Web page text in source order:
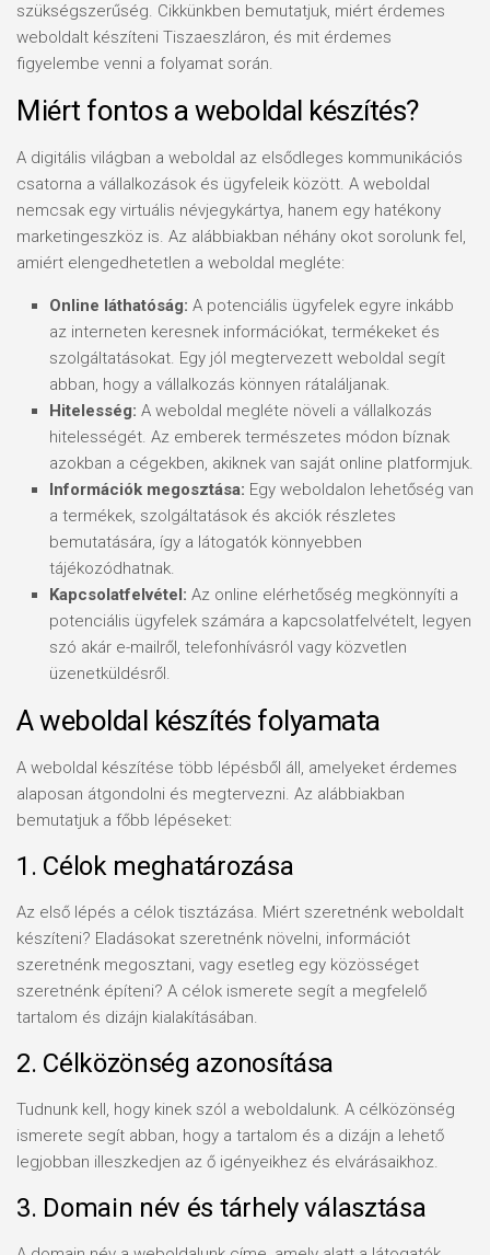
szükségszerűség. Cikkünkben bemutatjuk, miért érdemes
weboldalt készíteni Tiszaeszláron, és mit érdemes
figyelembe venni a folyamat során.
Miért fontos a weboldal készítés?
A digitális világban a weboldal az elsődleges kommunikációs
csatorna a vállalkozások és ügyfeleik között. A weboldal
nemcsak egy virtuális névjegykártya, hanem egy hatékony
marketingeszköz is. Az alábbiakban néhány okot sorolunk fel,
amiért elengedhetetlen a weboldal megléte:
Online láthatóság: A potenciális ügyfelek egyre inkább
az interneten keresnek információkat, termékeket és
szolgáltatásokat. Egy jól megtervezett weboldal segít
abban, hogy a vállalkozás könnyen rátaláljanak.
Hitelesség: A weboldal megléte növeli a vállalkozás
hitelességét. Az emberek természetes módon bíznak
azokban a cégekben, akiknek van saját online platformjuk.
Információk megosztása: Egy weboldalon lehetőség van
a termékek, szolgáltatások és akciók részletes
bemutatására, így a látogatók könnyebben
tájékozódhatnak.
Kapcsolatfelvétel: Az online elérhetőség megkönnyíti a
potenciális ügyfelek számára a kapcsolatfelvételt, legyen
szó akár e-mailről, telefonhívásról vagy közvetlen
üzenetküldésről.
A weboldal készítés folyamata
A weboldal készítése több lépésből áll, amelyeket érdemes
alaposan átgondolni és megtervezni. Az alábbiakban
bemutatjuk a főbb lépéseket:
1. Célok meghatározása
Az első lépés a célok tisztázása. Miért szeretnénk weboldalt
készíteni? Eladásokat szeretnénk növelni, információt
szeretnénk megosztani, vagy esetleg egy közösséget
szeretnénk építeni? A célok ismerete segít a megfelelő
tartalom és dizájn kialakításában.
2. Célközönség azonosítása
Tudnunk kell, hogy kinek szól a weboldalunk. A célközönség
ismerete segít abban, hogy a tartalom és a dizájn a lehető
legjobban illeszkedjen az ő igényeikhez és elvárásaikhoz.
3. Domain név és tárhely választása